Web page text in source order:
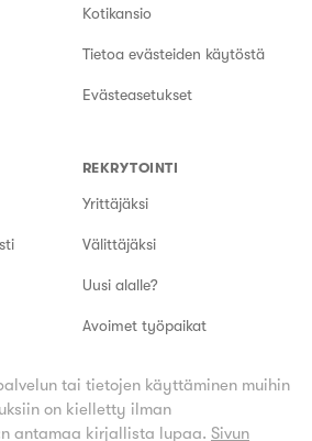
Kotikansio
Tietoa evästeiden käytöstä
Evästeasetukset
REKRYTOINTI
Yrittäjäksi
Välittäjäksi
Uusi alalle?
Avoimet työpaikat
tai tietojen käyttäminen muihin
on kielletty ilman
antamaa kirjallista lupaa. Sivun